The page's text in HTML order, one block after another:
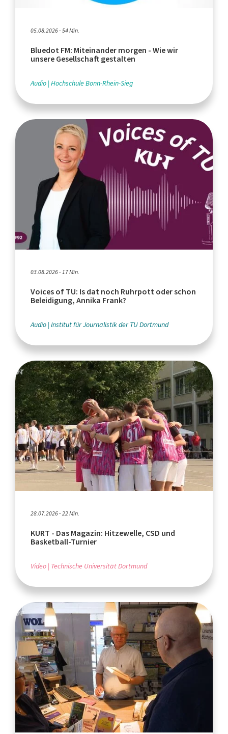
05.08.2026 - 54 Min.
Bluedot FM: Miteinander morgen - Wie wir
unsere Gesellschaft gestalten
Audio Hochschule Bonn-Rhein-Sieg
03.08.2026 - 17 Min.
Voices of TU: Is dat noch Ruhrpott oder schon
Beleidigung, Annika Frank?
Audio Institut für Journalistik der TU Dortmund
28.07.2026 - 22 Min.
KURT - Das Magazin: Hitzewelle, CSD und
Basketball-Turnier
Video Technische Universität Dortmund